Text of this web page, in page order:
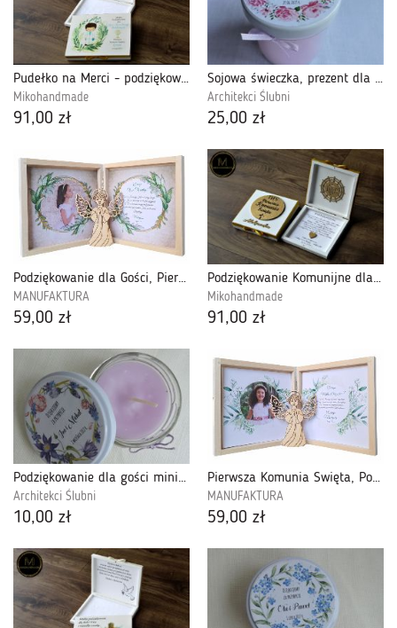
Pudełko na Merci - podziękowanie Komunijne
Mikohandmade
91,00 zł
Sojowa świeczka, prezent dla gości na wesele
Architekci Ślubni
25,00 zł
Podziękowanie dla Gości, Pierwsza Komunia Święta-PDGK14A
MANUFAKTURA
59,00 zł
Podziękowanie Komunijne dla Babci i Dziadka
Mikohandmade
91,00 zł
Podziękowanie dla gości mini świeczka
Architekci Ślubni
10,00 zł
Pierwsza Komunia Święta, Podziękowanie dla Gości + Aniołek-PDGK15A
MANUFAKTURA
59,00 zł